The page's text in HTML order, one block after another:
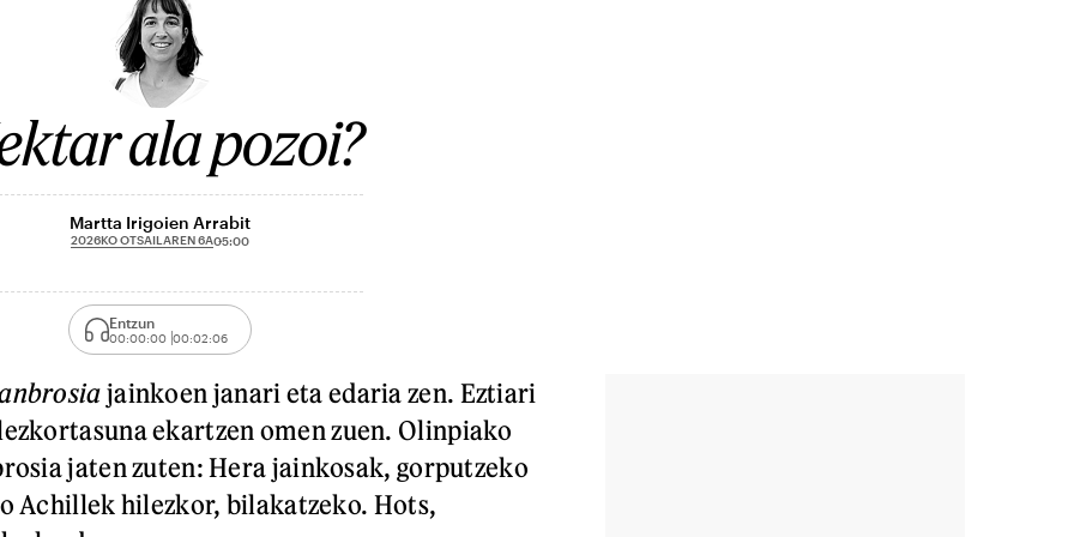
ala pozoi?
Martta Irigoien Arrabit
2026KO OTSAILAREN 6A05:00
Entzun
00:00:00 00:02:06
jainkoen janari eta edaria zen. Eztiari
ekartzen omen zuen. Olinpiako
jaten zuten: Hera jainkosak, gorputzeko
Achillek hilezkor, bilakatzeko. Hots,